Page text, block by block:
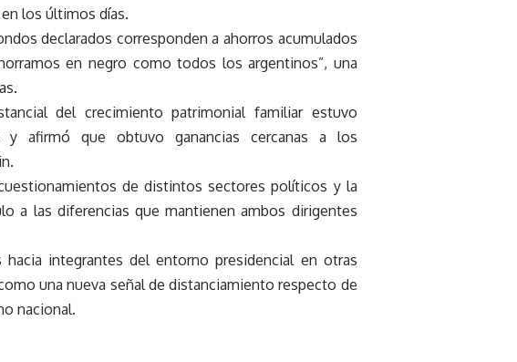
los últimos días.
declarados corresponden a ahorros acumulados
en negro como todos los argentinos”, una
del crecimiento patrimonial familiar estuvo
y afirmó que obtuvo ganancias cercanas a los
de distintos sectores políticos y la
a las diferencias que mantienen ambos dirigentes
hacia integrantes del entorno presidencial en otras
una nueva señal de distanciamiento respecto de
nacional.